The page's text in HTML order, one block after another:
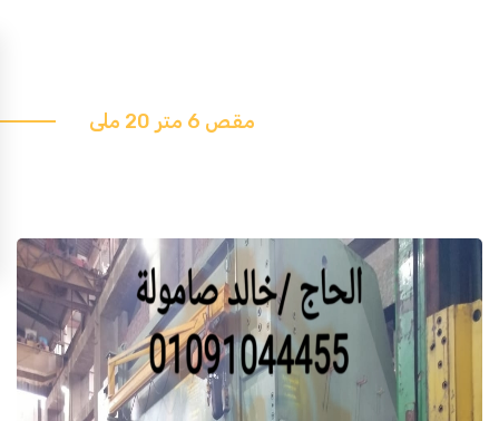
مقص 6 متر 20 ملى